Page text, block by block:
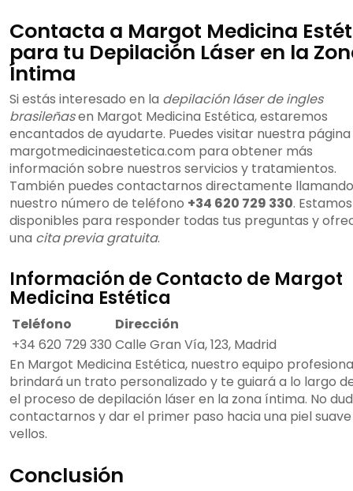
Contacta a Margot Medicina
para tu Depilación Láser en la
Íntima
Si estás interesado en la depilación láser de ingles
brasileñasen Margot Medicina Estética, estaremos
encantados de ayudarte. Puedes visitar nuestra
margotmedicinaestetica.com para obtener más
información sobre nuestros servicios y tratamientos.
También puedes contactarnos directamente
nuestro número de teléfono +34 620 729 330. Estamos
disponibles para responder todas tus preguntas y
una cita previa gratuita.
Información de Contacto de Margot
Medicina Estética
Teléfono
Dirección
+34 620 729 330 Calle Gran Vía, 123, Madrid
En Margot Medicina Estética, nuestro equipo
brindará un trato personalizado y te guiará a lo largo
el proceso de depilación láser en la zona íntima. No
contactarnos y dar el primer paso hacia una piel suave
vellos.
Conclusión